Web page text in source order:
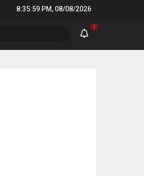
8:36:00 PM, 08/08/2026
1